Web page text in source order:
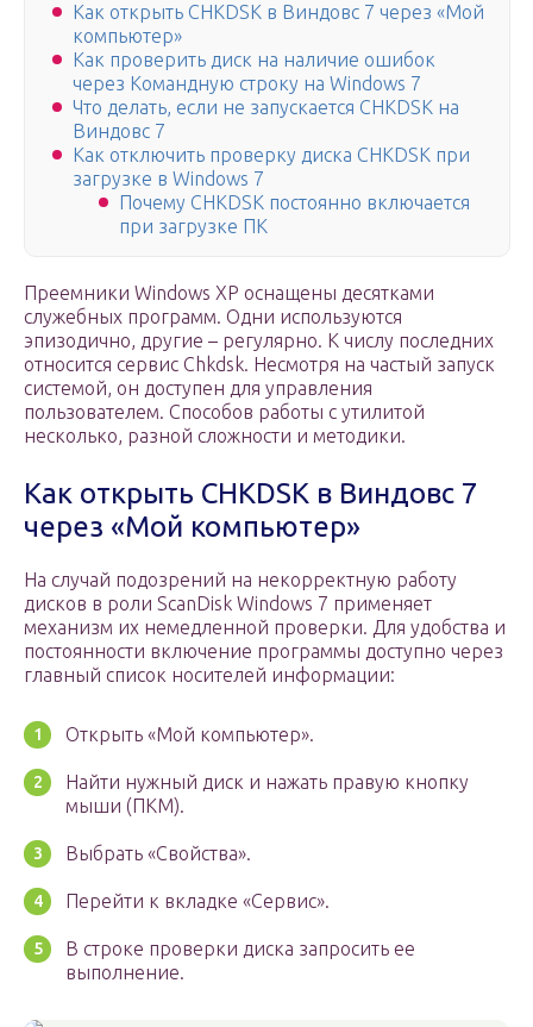
Как открыть CHKDSK в Виндовс 7 через «Мой
компьютер»
Как проверить диск на наличие ошибок
через Командную строку на Windows 7
Что делать, если не запускается CHKDSK на
Виндовс 7
Как отключить проверку диска CHKDSK при
загрузке в Windows 7
Почему CHKDSK постоянно включается
при загрузке ПК
Преемники Windows XP оснащены десятками
служебных программ. Одни используются
эпизодично, другие – регулярно. К числу последних
относится сервис Chkdsk. Несмотря на частый запуск
системой, он доступен для управления
пользователем. Способов работы с утилитой
несколько, разной сложности и методики.
Как открыть CHKDSK в Виндовс 7
через «Мой компьютер»
На случай подозрений на некорректную работу
дисков в роли ScanDisk Windows 7 применяет
механизм их немедленной проверки. Для удобства и
постоянности включение программы доступно через
главный список носителей информации:
Открыть «Мой компьютер».
Найти нужный диск и нажать правую кнопку
мыши (ПКМ).
Выбрать «Свойства».
Перейти к вкладке «Сервис».
В строке проверки диска запросить ее
выполнение.